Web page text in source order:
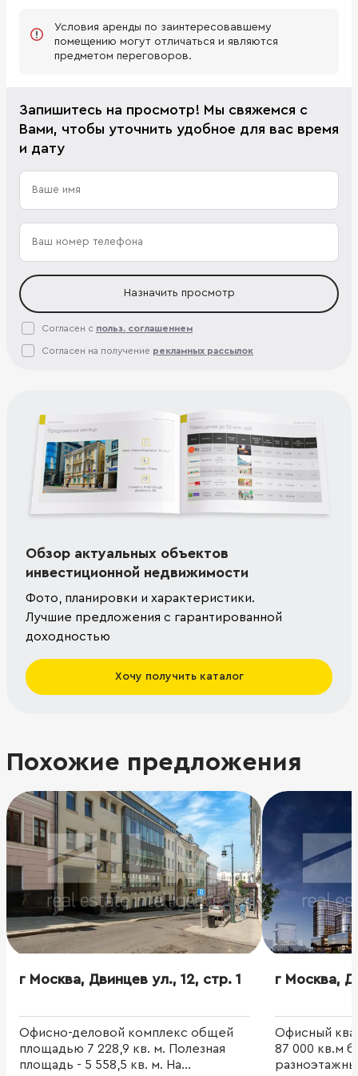
Условия аренды по заинтересовавшему
помещению могут отличаться и являются
предметом переговоров.
Запишитесь на просмотр! Мы свяжемся с
Вами, чтобы уточнить удобное для вас время
и дату
Назначить просмотр
Согласен с польз. соглашением
Согласен на получение рекламных рассылок
Обзор актуальных объектов
инвестиционной недвижимости
Фото, планировки и характеристики.
Лучшие предложения с гарантированной
доходностью
Хочу получить каталог
Похожие предложения
г Москва, Двинцев ул., 12, стр. 1
Офисно-деловой комплекс общей
площадью 7 228,9 кв. м. Полезная
площадь - 5 558,5 кв. м. На
г Москва,
Офисный
87 000 кв.м